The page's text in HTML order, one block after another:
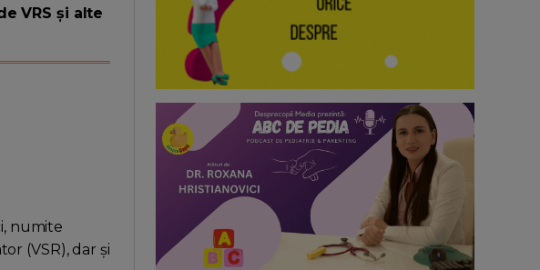
VRS și alte
numite
(VSR), dar și